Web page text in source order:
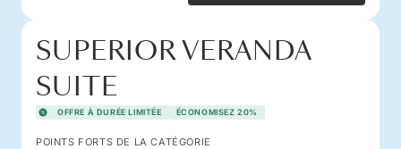
SUPERIOR VERANDA
SUITE
OFFRE À DURÉE LIMITÉE ÉCONOMISEZ 20%
POINTS FORTS DE LA CATÉGORIE